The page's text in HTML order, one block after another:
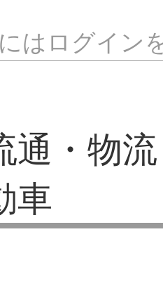
はログイン
通・物
車